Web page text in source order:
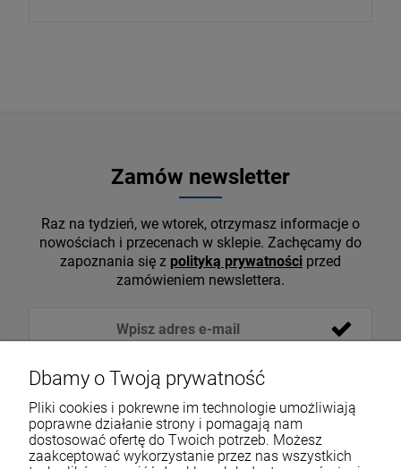
Zamów newsletter
Raz na tydzień, we wtorek, otrzymasz informacje o
nowościach i przecenach w sklepie. Zachęcamy do
zapoznania się z polityką prywatności przed
zamówieniem newslettera.
Dbamy o Twoją prywatność
Pliki cookies i pokrewne im technologie umożliwiają
poprawne działanie strony i pomagają nam
dostosować ofertę do Twoich potrzeb. Możesz
zaakceptować wykorzystanie przez nas wszystkich